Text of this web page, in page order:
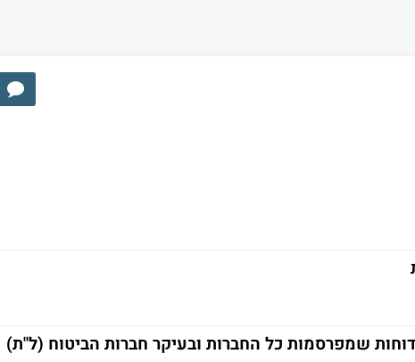
שמפרסמות כל החברות ובעיקר חברות הביטוח (ל"ת)